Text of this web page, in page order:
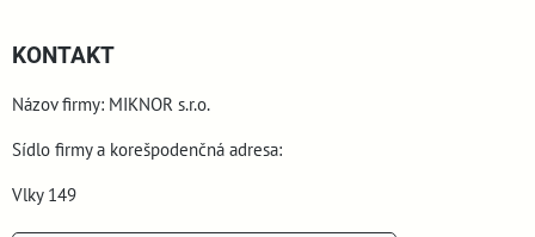
KONTAKT
Názov firmy: MIKNOR s.r.o.
Sídlo firmy a korešpodenčná adresa:
Vlky 149